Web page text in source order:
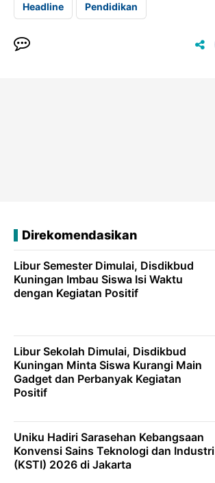
Headline Pendidikan
Direkomendasikan
Libur Semester Dimulai, Disdikbud
Kuningan Imbau Siswa Isi Waktu
dengan Kegiatan Positif
Libur Sekolah Dimulai, Disdikbud
Kuningan Minta Siswa Kurangi Main
Gadget dan Perbanyak Kegiatan
Positif
Uniku Hadiri Sarasehan Kebangsaan
Konvensi Sains Teknologi dan Industri
(KSTI) 2026 di Jakarta